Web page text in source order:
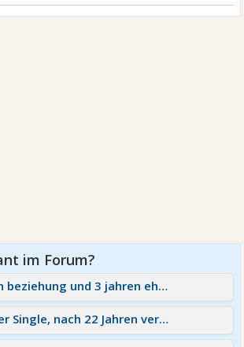
Nach 17 jahren beziehung und 3 jahren ehe ist plötzlich
Plötzlich wieder Single, nach 22 Jahren verlassen